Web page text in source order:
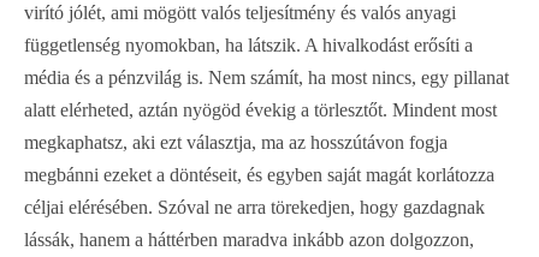
virító jólét, ami mögött valós teljesítmény és valós anyagi
függetlenség nyomokban, ha látszik. A hivalkodást erősíti a
média és a pénzvilág is. Nem számít, ha most nincs, egy pillanat
alatt elérheted, aztán nyögöd évekig a törlesztőt. Mindent most
megkaphatsz, aki ezt választja, ma az hosszútávon fogja
megbánni ezeket a döntéseit, és egyben saját magát korlátozza
céljai elérésében. Szóval ne arra törekedjen, hogy gazdagnak
lássák, hanem a háttérben maradva inkább azon dolgozzon,